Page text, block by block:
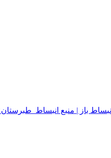
منبع انبساط طبرستان ۰۲۱٫۲۲۳۱۶۵۷۳